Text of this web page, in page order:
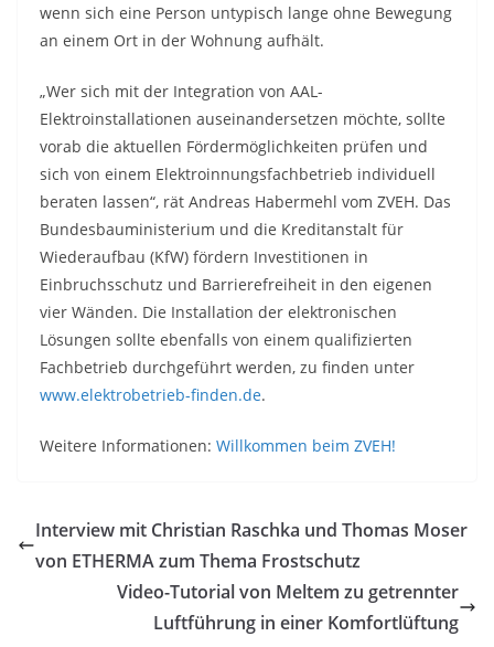
wenn sich eine Person untypisch lange ohne Bewegung
an einem Ort in der Wohnung aufhält.
„Wer sich mit der Integration von AAL-
Elektroinstallationen auseinandersetzen möchte, sollte
vorab die aktuellen Fördermöglichkeiten prüfen und
sich von einem Elektroinnungsfachbetrieb individuell
beraten lassen“, rät Andreas Habermehl vom ZVEH. Das
Bundesbauministerium und die Kreditanstalt für
Wiederaufbau (KfW) fördern Investitionen in
Einbruchsschutz und Barrierefreiheit in den eigenen
vier Wänden. Die Installation der elektronischen
Lösungen sollte ebenfalls von einem qualifizierten
Fachbetrieb durchgeführt werden, zu finden unter
www.elektrobetrieb-finden.de.
Weitere Informationen: Willkommen beim ZVEH!
Interview mit Christian Raschka und Thomas Moser
von ETHERMA zum Thema Frostschutz
Video-Tutorial von Meltem zu getrennter
Luftführung in einer Komfortlüftung